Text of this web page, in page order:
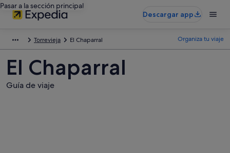
Pasar a la sección principal
Descargar app
Torrevieja El Chaparral Organiza tu viaje
El Chaparral
Guía de viaje